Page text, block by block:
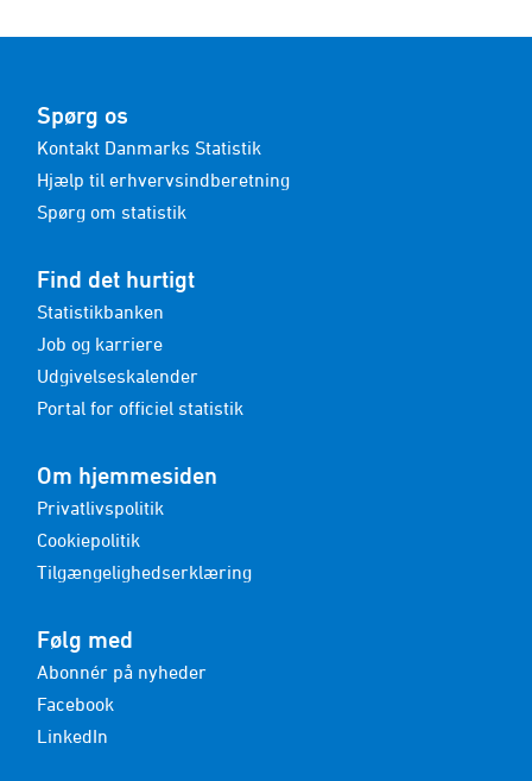
Spørg os
Kontakt Danmarks Statistik
Hjælp til erhvervsindberetning
Spørg om statistik
Find det hurtigt
Statistikbanken
Job og karriere
Udgivelseskalender
Portal for officiel statistik
Om hjemmesiden
Privatlivspolitik
Cookiepolitik
Tilgængelighedserklæring
Følg med
Abonnér på nyheder
Facebook
LinkedIn